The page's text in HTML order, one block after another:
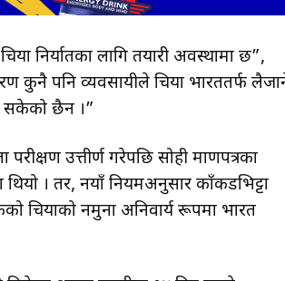
निर्यातका लागि तयारी अवस्थामा छ”,
कुनै पनि व्यवसायीले चिया भारततर्फ
सकेको छैन ।”
उत्तीर्ण गरेपछि सोही प्रमाणपत्रका
। तर, नयाँ नियमअनुसार काँकडभिट्टा
चियाको नमुना अनिवार्य रूपमा भारत